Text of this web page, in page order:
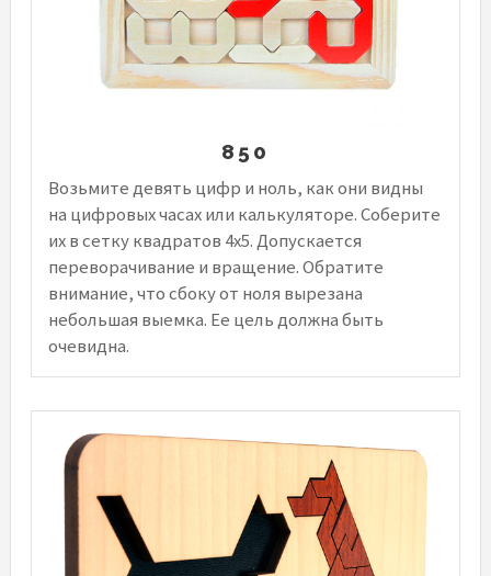
850
Возьмите девять цифр и ноль, как они видны
на цифровых часах или калькуляторе. Соберите
их в сетку квадратов 4x5. Допускается
переворачивание и вращение. Обратите
внимание, что сбоку от ноля вырезана
небольшая выемка. Ее цель должна быть
очевидна.